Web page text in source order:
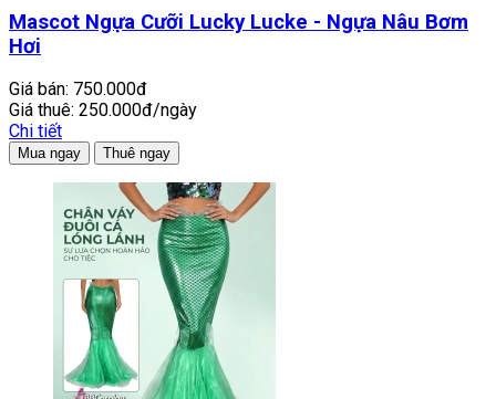
Mascot Ngựa Cưỡi Lucky Lucke - Ngựa Nâu Bơm
Hơi
Giá bán: 750.000đ
Giá thuê: 250.000đ/ngày
Chi tiết
Mua ngay Thuê ngay